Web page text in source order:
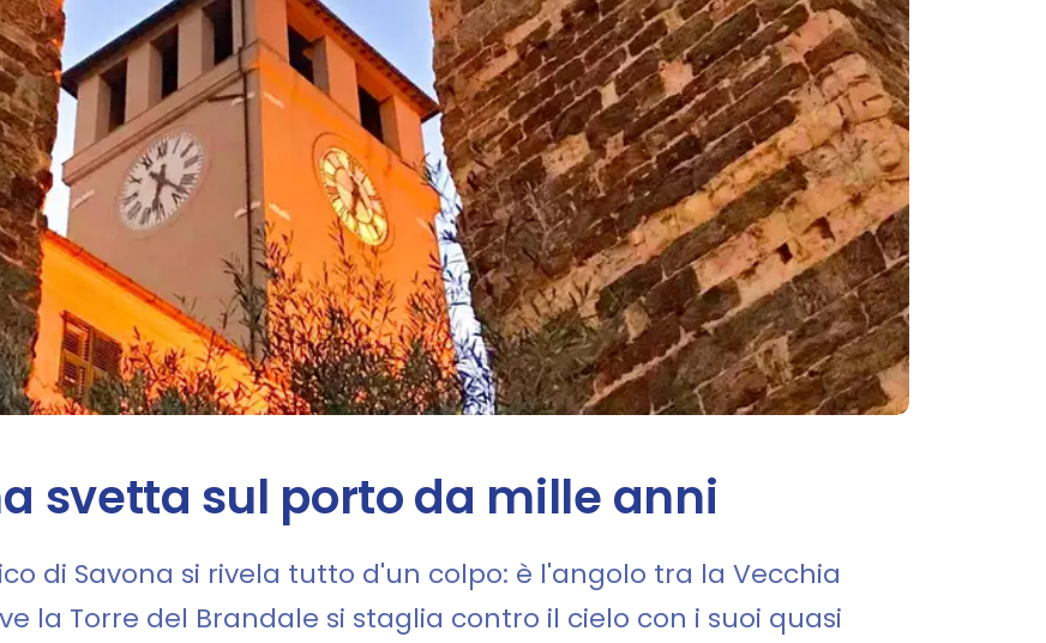
svetta sul porto da mille anni
di Savona si rivela tutto d'un colpo: è l'angolo tra la Vecchia
la Torre del Brandale si staglia contro il cielo con i suoi quasi